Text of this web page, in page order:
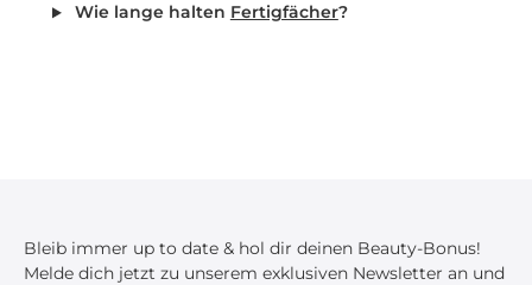
Wie lange halten Fertigfächer?
Bleib immer up to date & hol dir deinen Beauty-Bonus!
Melde dich jetzt zu unserem exklusiven Newsletter an und